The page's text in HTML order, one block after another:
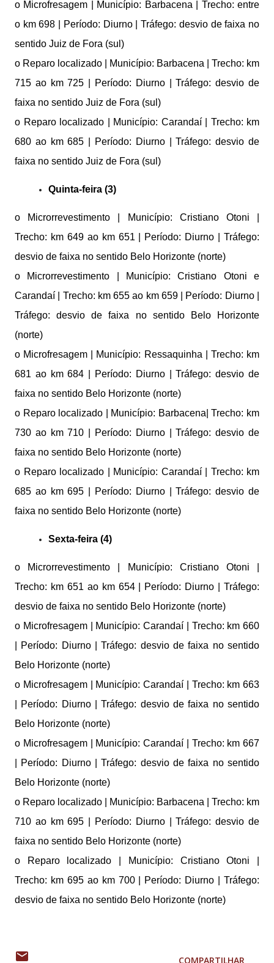
o Microfresagem | Município: Barbacena | Trecho: entre
o km 698 | Período: Diurno | Tráfego: desvio de faixa no
sentido Juiz de Fora (sul)
o Reparo localizado | Município: Barbacena | Trecho: km
715 ao km 725 | Período: Diurno | Tráfego: desvio de
faixa no sentido Juiz de Fora (sul)
o Reparo localizado | Município: Carandaí | Trecho: km
680 ao km 685 | Período: Diurno | Tráfego: desvio de
faixa no sentido Juiz de Fora (sul)
Quinta-feira (3)
o Microrrevestimento | Município: Cristiano Otoni |
Trecho: km 649 ao km 651 | Período: Diurno | Tráfego:
desvio de faixa no sentido Belo Horizonte (norte)
o Microrrevestimento | Município: Cristiano Otoni e
Carandaí | Trecho: km 655 ao km 659 | Período: Diurno |
Tráfego: desvio de faixa no sentido Belo Horizonte
(norte)
o Microfresagem | Município: Ressaquinha | Trecho: km
681 ao km 684 | Período: Diurno | Tráfego: desvio de
faixa no sentido Belo Horizonte (norte)
o Reparo localizado | Município: Barbacena| Trecho: km
730 ao km 710 | Período: Diurno | Tráfego: desvio de
faixa no sentido Belo Horizonte (norte)
o Reparo localizado | Município: Carandaí | Trecho: km
685 ao km 695 | Período: Diurno | Tráfego: desvio de
faixa no sentido Belo Horizonte (norte)
Sexta-feira (4)
o Microrrevestimento | Município: Cristiano Otoni |
Trecho: km 651 ao km 654 | Período: Diurno | Tráfego:
desvio de faixa no sentido Belo Horizonte (norte)
o Microfresagem | Município: Carandaí | Trecho: km 660
| Período: Diurno | Tráfego: desvio de faixa no sentido
Belo Horizonte (norte)
o Microfresagem | Município: Carandaí | Trecho: km 663
| Período: Diurno | Tráfego: desvio de faixa no sentido
Belo Horizonte (norte)
o Microfresagem | Município: Carandaí | Trecho: km 667
| Período: Diurno | Tráfego: desvio de faixa no sentido
Belo Horizonte (norte)
o Reparo localizado | Município: Barbacena | Trecho: km
710 ao km 695 | Período: Diurno | Tráfego: desvio de
faixa no sentido Belo Horizonte (norte)
o Reparo localizado | Município: Cristiano Otoni |
Trecho: km 695 ao km 700 | Período: Diurno | Tráfego:
desvio de faixa no sentido Belo Horizonte (norte)
COMPARTILHAR